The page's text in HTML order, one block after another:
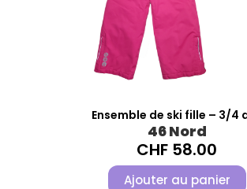
Ensemble de ski fille – 3/4
46 Nord
CHF 58.00
Ajouter au panier